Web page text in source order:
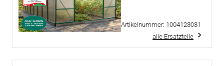
Artikelnummer: 1004123031
alle Ersatzteile